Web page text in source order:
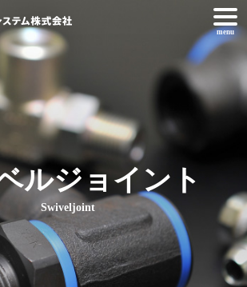
menu
ルジョイント
Swiveljoint